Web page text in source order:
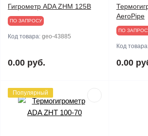
Гигрометр ADA ZHМ 125B
ПО ЗАПРОСУ
Код товара: geo-43885
0.00 руб.
AeroPipe
ПО
Код
0.00
Популярный